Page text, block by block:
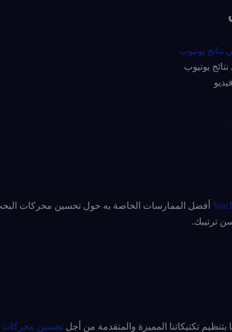
يوتيوب
أفضل الممارسات الخاصة به حول تحسين محركات
ترتيبك.
تحسين محركات